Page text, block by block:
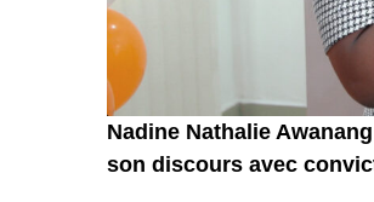
Nadine Nathalie
son discours avec